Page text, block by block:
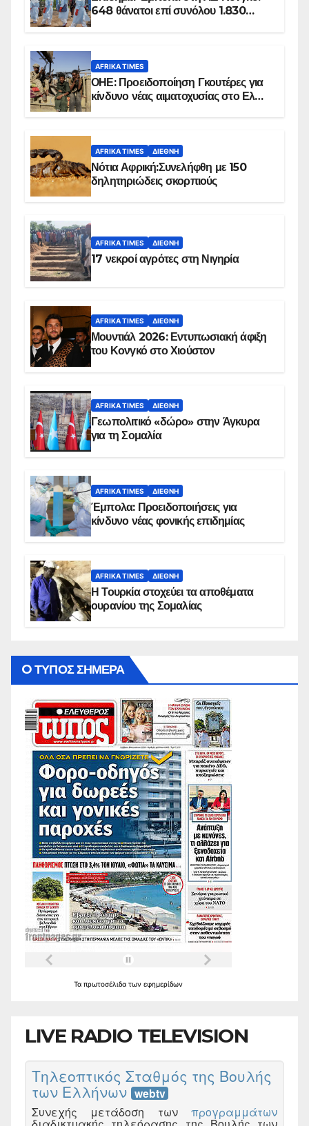
648 θάνατοι επί συνόλου 1.830
AFRIKA TIMES
ΟΗΕ: Προειδοποίηση Γκουτέρες για
κίνδυνο νέας αιματοχυσίας στο Ελ
AFRIKA TIMES ΔΙΕΘΝΉ
Νότια Αφρική:Συνελήφθη με 150
δηλητηριώδεις σκορπιούς
AFRIKA TIMES ΔΙΕΘΝΉ
17 νεκροί αγρότες στη Νιγηρία
AFRIKA TIMES ΔΙΕΘΝΉ
Μουντιάλ 2026: Εντυπωσιακή άφιξη
του Κονγκό στο Χιούστον
AFRIKA TIMES ΔΙΕΘΝΉ
Γεωπολιτικό «δώρο» στην Άγκυρα
για τη Σομαλία
AFRIKA TIMES ΔΙΕΘΝΉ
Έμπολα: Προειδοποιήσεις για
κίνδυνο νέας φονικής επιδημίας
AFRIKA TIMES ΔΙΕΘΝΉ
Η Τουρκία στοχεύει τα αποθέματα
ουρανίου της Σομαλίας
O ΤΥΠΟΣ ΣΗΜΕΡΑ
Τα πρωτοσέλιδα των εφημερίδων
LIVE RADIO TELEVISION